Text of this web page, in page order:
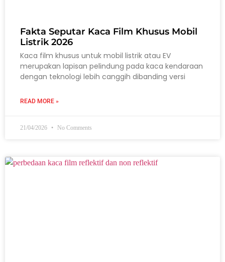
Fakta Seputar Kaca Film Khusus Mobil
Listrik 2026
Kaca film khusus untuk mobil listrik atau EV
merupakan lapisan pelindung pada kaca kendaraan
dengan teknologi lebih canggih dibanding versi
READ MORE »
21/04/2026 No Comments